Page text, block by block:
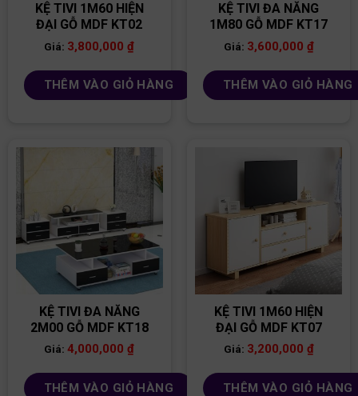
KỆ TIVI 1M60 HIỆN
ĐẠI GỖ MDF KT02
Giá: 3,800,000₫
THÊM VÀO GIỎ HÀNG
KỆ TIVI ĐA NĂNG
1M80 GỖ MDF KT17
Giá: 3,600,000 ₫
THÊM VÀO GIỎ HÀNG
KỆ TIVI ĐA NĂNG
2M00 GỖ MDF KT18
Giá:4,000,000₫
THÊM VÀO GIỎ HÀNG
KỆ TIVI 1M60 HIỆN
ĐẠI GỖ MDF KT07
Giá: 3,200,000 ₫
THÊM VÀO GIỎ HÀNG